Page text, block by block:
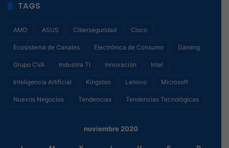
TAGS
AMD ASUS Ciberseguridad Cisco
Ecosistema de Canales Electrónica de Consumo Gaming
Grupo CVA Industria TI Innovación Intel
Inteligencia Artificial Kingston Lenovo Microsoft
Nuevos Negocios Tendencias Tendencias Tecnológicas
noviembre 2020